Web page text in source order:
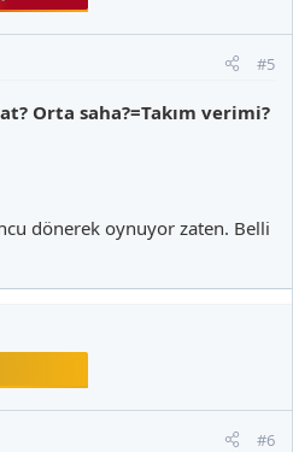
#5
Orta saha?=Takım verimi?
dönerek oynuyor zaten. Belli
#6